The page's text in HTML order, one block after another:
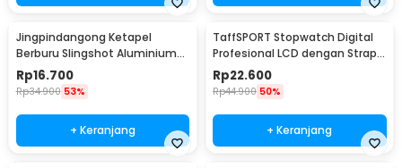
Jingpindangong Ketapel
Berburu Slingshot Aluminium
Alloy - OD-014
Rp16.700
Rp34.900 53%
+ Keranjang
TaffSPORT Stopwatch Digital
Profesional LCD dengan Strap -
ZSD-808
Rp22.600
Rp44.900 50%
+ Keranjang